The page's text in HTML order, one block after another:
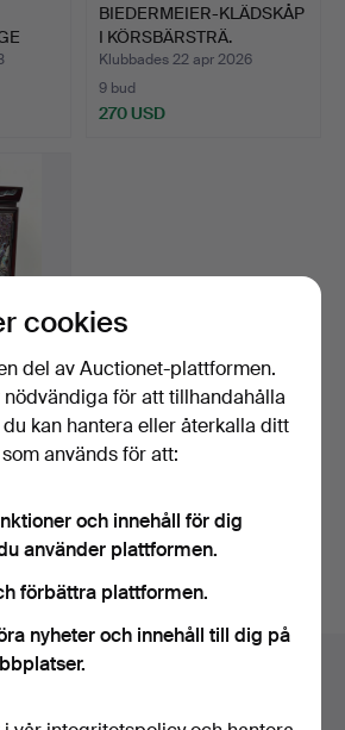
BIEDERMEIER-KLÄDSKÅP
I KÖRSBÄRSTRÄ.
Klubbades 22 apr 2026
9 bud
270 USD
MED
över avslutade auktioner.
cookies
del av Auctionet-plattformen.
nödvändiga för att tillhandahålla
kan hantera eller återkalla ditt
används för att:
och innehåll för dig
använder plattformen.
förbättra plattformen.
nyheter och innehåll till dig på